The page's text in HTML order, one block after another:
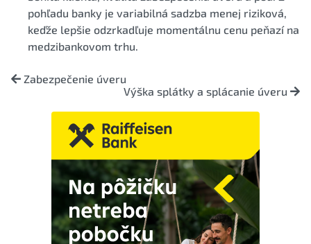
pohľadu banky je variabilná sadzba menej riziková,
keďže lepšie odzrkadľuje momentálnu cenu peňazí na
medzibankovom trhu.
Zabezpečenie úveru
Výška splátky a splácanie úveru